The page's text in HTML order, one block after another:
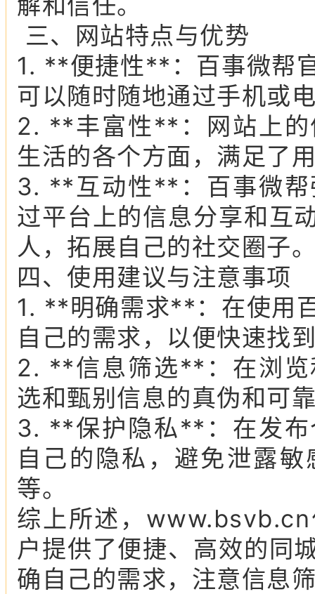
三、网站特点与优势
1. **便捷性**：百事微帮
可以随时随地通过手机或
2. **丰富性**：网站上的
生活的各个方面，满足了
3. **互动性**：百事微帮
过平台上的信息分享和互
人，拓展自己的社交圈子
四、使用建议与注意事项
1. **明确需求**：在使用
自己的需求，以便快速找
2. **信息筛选**：在浏览
选和甄别信息的真伪和可
3. **保护隐私**：在发布
自己的隐私，避免泄露
等。
综上所述，
户提供了便捷、高效的同
确自己的需求，注意信息